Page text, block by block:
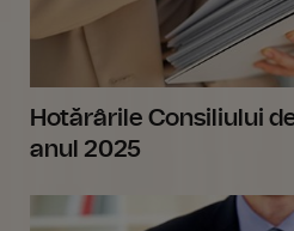
Hotărârile Consiliului
anul 2025